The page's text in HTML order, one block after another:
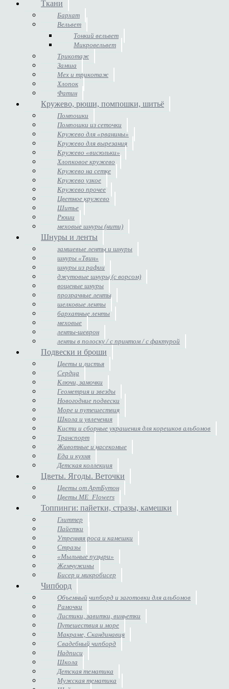
Ткани
Бархат
Вельвет
Тонкий вельвет
Микровельвет
Трикотаж
Замша
Мех и трикотаж
Хлопок
Фатин
Кружево, рюши, помпошки, шитьё
Помпошки
Помпошки из сеточки
Кружево для «рванины»
Кружево для вырезания
Кружево «висюльки»
Хлопковое кружево
Кружево на сетке
Кружево узкое
Кружево прочее
Цветное кружево
Шитье
Рюши
меховые шнуры (нити)
Шнуры и ленты
замшевые ленты и шнуры
шнуры «Твин»
шнуры из рафии
джутовые шнуры (с ворсом)
вощеные шнуры
прозрачные ленты
шелковые ленты
бархатные ленты
меховые
ленты-шеврон
ленты в полоску / с принтом / с фактурой
Подвески и броши
Цветы и листья
Сердца
Ключи, замочки
Геометрия и звезды
Новогодние подвески
Море и путешествия
Школа и увлечения
Кисти и сборные украшения для корешков альбомов
Транспорт
Животные и насекомые
Еда и кухня
Детская коллекция
Цветы. Ягоды. Веточки
Цветы от АртБутон
Цветы ME_Flowers
Топпинги: пайетки, стразы, камешки
Глиттер
Пайетки
Утренняя роса и камешки
Стразы
«Мыльные пузыри»
Жемчужины
Бисер и микробисер
Чипборд
Объемный чипборд и заготовки для альбомов
Рамочки
Листики, завитки, виньетки
Путешествия и море
Макраме, Скандинавия
Свадебный чипборд
Надписи
Школа
Детская тематика
Мужская тематика